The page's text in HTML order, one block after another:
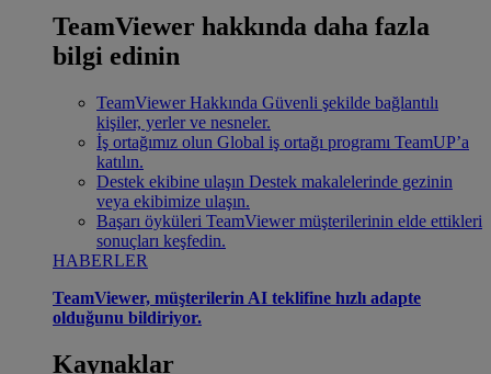
TeamViewer hakkında daha fazla
bilgi edinin
TeamViewer Hakkında Güvenli şekilde bağlantılı
kişiler, yerler ve nesneler.
İş ortağımız olun Global iş ortağı programı TeamUP’a
katılın.
Destek ekibine ulaşın Destek makalelerinde gezinin
veya ekibimize ulaşın.
Başarı öyküleri TeamViewer müşterilerinin elde ettikleri
sonuçları keşfedin.
HABERLER
TeamViewer, müşterilerin AI teklifine hızlı adapte
olduğunu bildiriyor.
Kaynaklar